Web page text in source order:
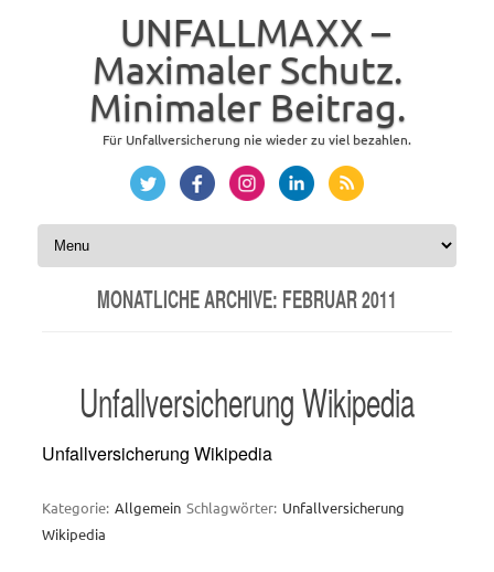
UNFALLMAXX –
Maximaler Schutz.
Minimaler Beitrag.
Für Unfallversicherung nie wieder zu viel bezahlen.
Zum Inhalt springen
MONATLICHE ARCHIVE: FEBRUAR 2011
Unfallversicherung Wikipedia
Unfallversicherung Wikipedia
Kategorie: Allgemein Schlagwörter: Unfallversicherung
Wikipedia